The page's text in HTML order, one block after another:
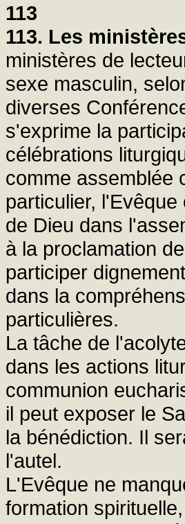
113
113. Les
ministères de
sexe masculin,
diverses
s'exprime la
célébrations
comme assemblée
particulier,
de Dieu dans
à la proclamation
participer
dans la
particulières.
La tâche de
dans les actions
communion
il peut exposer le
la bénédiction. Il
l'autel.
L'Evêque ne
formation